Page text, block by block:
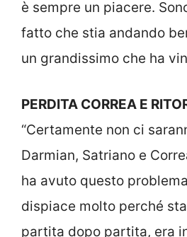
è sempre un piacere.
fatto che stia andando
un grandissimo che ha
PERDITA CORREA E
“Certamente non ci
Darmian, Satriano e
ha avuto questo
dispiace molto perché
partita dopo partita, era